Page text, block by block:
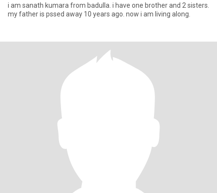
i am sanath kumara from badulla. i have one brother and 2 sisters.
my father is pssed away 10 years ago. now i am living along.